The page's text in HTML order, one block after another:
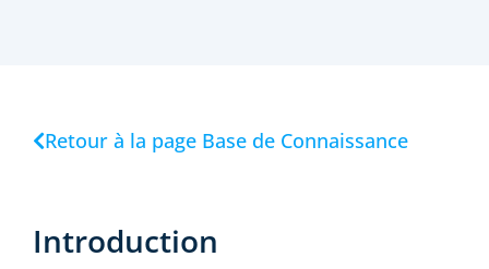
Retour à la page Base de Connaissance
Introduction